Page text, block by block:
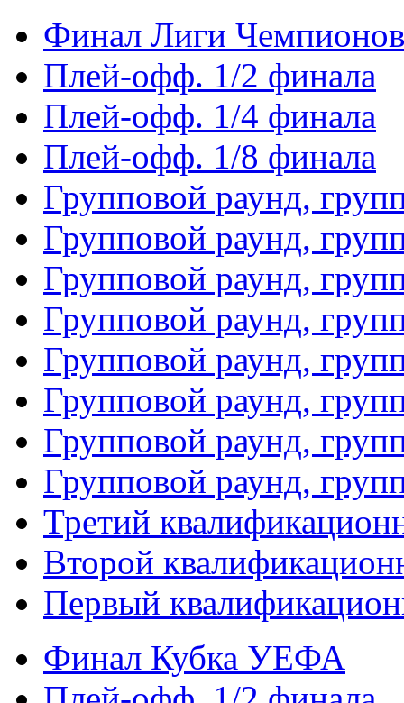
Финал Лиги Чемпионов
Плей-офф. 1/2 финала
Плей-офф. 1/4 финала
Плей-офф. 1/8 финала
Групповой раунд,
Групповой раунд,
Групповой раунд,
Групповой раунд,
Групповой раунд,
Групповой раунд,
Групповой раунд,
Групповой раунд,
Третий
Второй
Первый
Финал Кубка УЕФА